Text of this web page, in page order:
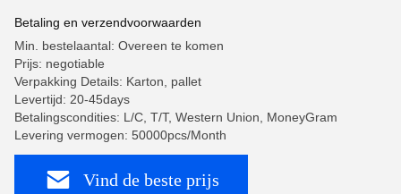
Betaling en verzendvoorwaarden
Min. bestelaantal: Overeen te komen
Prijs: negotiable
Verpakking Details: Karton, pallet
Levertijd: 20-45days
Betalingscondities: L/C, T/T, Western Union, MoneyGram
Levering vermogen: 50000pcs/Month
Vind de beste prijs